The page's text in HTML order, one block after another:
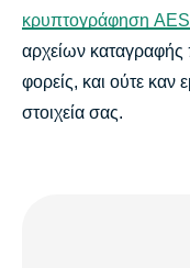
κρυπτογράφηση
αρχείων καταγραφής
φορείς, και ούτε καν
στοιχεία σας.